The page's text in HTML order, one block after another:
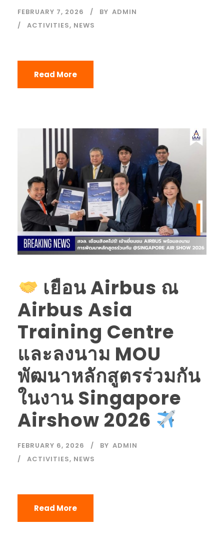
FEBRUARY 7, 2026 BY ADMIN
ACTIVITIES, NEWS
Read More
เยือน Airbus ณ
Airbus Asia
Training Centre
และลงนาม MOU
พัฒนาหลักสูตรร่วมกัน
ในงาน Singapore
Airshow 2026
FEBRUARY 6, 2026 BY ADMIN
ACTIVITIES, NEWS
Read More